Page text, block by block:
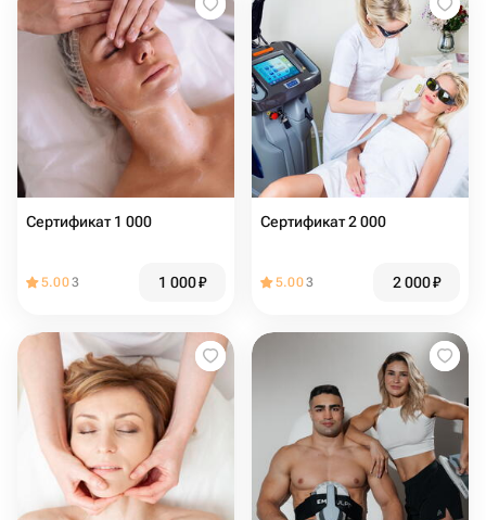
Сертификат 1 000
5.003 1 000₽
Сертификат 2 000
5.003 2 000₽